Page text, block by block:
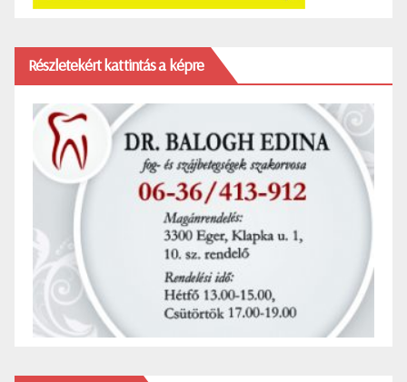
Részletekért kattintás a képre